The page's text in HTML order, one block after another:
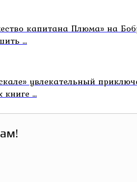
капитана Плюма» на
...
увлекательный
...